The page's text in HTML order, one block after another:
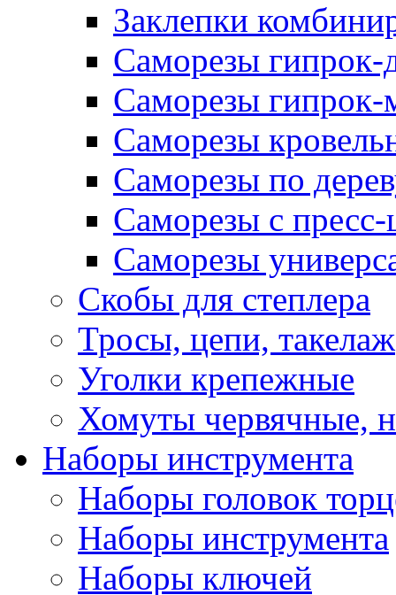
Заклепки
Саморезы гипрок-
Саморезы гипрок-
Саморезы
Саморезы по
Саморезы с
Саморезы
Скобы для степлера
Тросы, цепи, такелаж
Уголки крепежные
Хомуты червячные,
Наборы инструмента
Наборы головок
Наборы инструмента
Наборы ключей